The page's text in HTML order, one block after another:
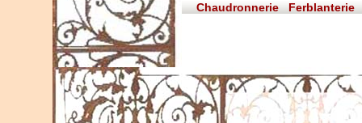
Chaudronnerie Ferblanterie